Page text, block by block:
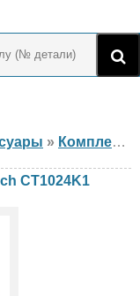
» Комплект ГРМ
CT1024K1